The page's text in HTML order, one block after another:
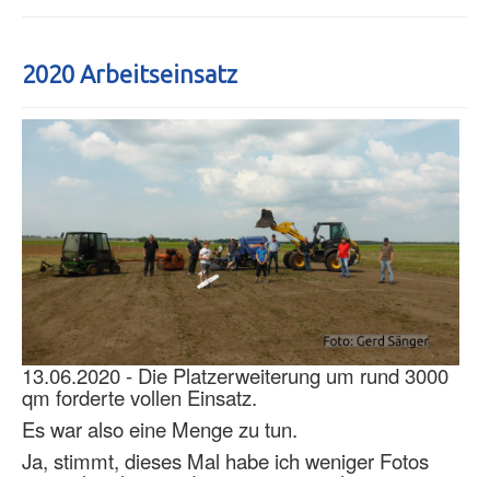
Bilder
Mitglieder
Presseschau
Ältere Artikel
2020 Arbeitseinsatz
13.06.2020 - Die Platzerweiterung um rund 3000
qm forderte vollen Einsatz.
Es war also eine Menge zu tun.
Ja, stimmt, dieses Mal habe ich weniger Fotos